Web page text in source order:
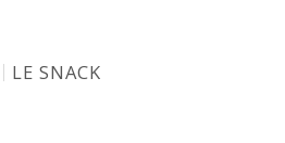
LE SNACK